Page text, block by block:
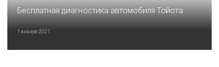
Бесплатная диагностика автомобиля Тойота
1 января 2021